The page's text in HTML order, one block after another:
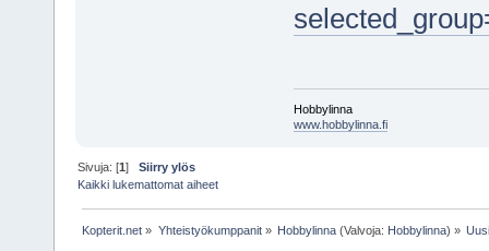
Hobbylinna
www.hobbylinna.fi
Sivuja: [1]Siirry ylös
Kaikki lukemattomat aiheet
Kopterit.net » Yhteistyökumppanit» Hobbylinna(Valvoja: Hobbylinna) »